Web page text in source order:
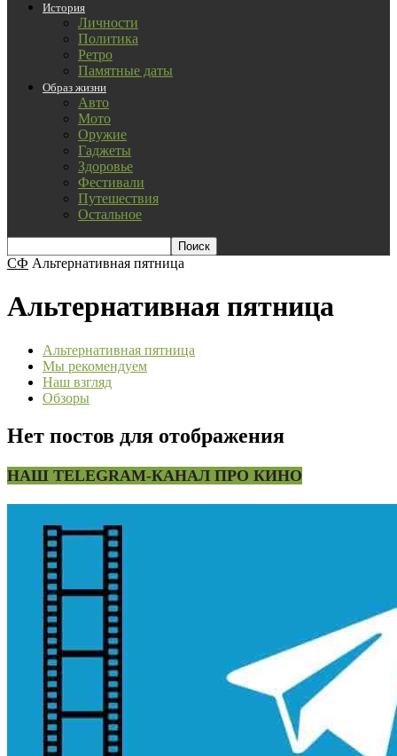
История
Личности
Политика
Ретро
Памятные даты
Образ жизни
Авто
Мото
Оружие
Гаджеты
Здоровье
Фестивали
Путешествия
Остальное
СФ Альтернативная пятница
Альтернативная пятница
Альтернативная пятница
Мы рекомендуем
Наш взгляд
Обзоры
Нет постов для отображения
НАШ TELEGRAM-КАНАЛ ПРО КИНО